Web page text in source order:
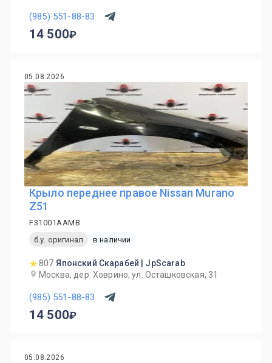
(985) 551-88-83
14 500
05.08.2026
Крыло переднее правое Nissan Murano
Z51
F31001AAMB
б.у. оригинал
в наличии
807 Японский Скарабей | JpScarab
Москва, дер. Ховрино, ул. Осташковская, 31
(985) 551-88-83
14 500
05.08.2026